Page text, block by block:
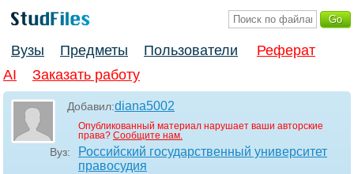
Вузы Предметы Пользователи
Реферат
AI
Заказать работу
Добавил:diana5002
Опубликованный материал нарушает ваши авторские
права? Сообщите нам.
Вуз:
Российский государственный университет
правосудия